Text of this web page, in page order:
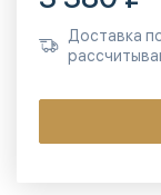
Доставка